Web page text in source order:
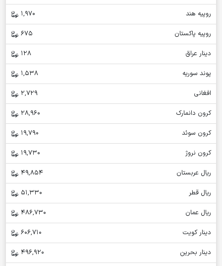
روپیه هند
1,970
روپیه پاکستان
675
دینار عراق
128
پوند سوریه
1,538
افغانی
2,729
کرون دانمارک
28,960
کرون سوئد
19,790
کرون نروژ
19,730
ریال عربستان
49,854
ریال قطر
51,330
ریال عمان
486,730
دینار کویت
606,710
دینار بحرین
496,920